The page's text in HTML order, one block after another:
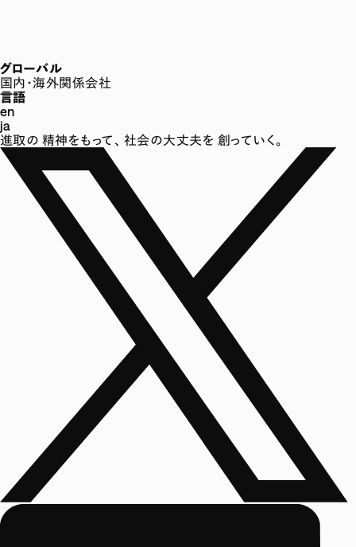
グローバル
国内・海外関係会社
言語
en
ja
進取の 精神をもって、 社会の大丈夫を 創っていく。